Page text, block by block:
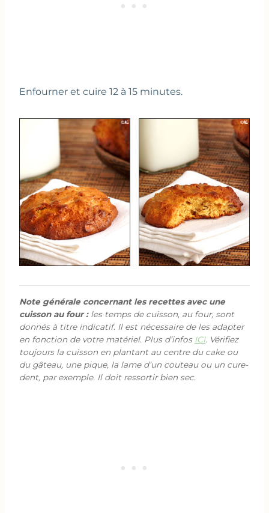
Enfourner et cuire 12 à 15 minutes.
Note générale concernant les recettes avec une
cuisson au four :les temps de cuisson, au four, sont
donnés à titre indicatif. Il est nécessaire de les adapter
en fonction de votre matériel. Plus d’infos ICI. Vérifiez
toujours la cuisson en plantant au centre du cake ou
du gâteau, une pique, la lame d’un couteau ou un cure-
dent, par exemple. Il doit ressortir bien sec.